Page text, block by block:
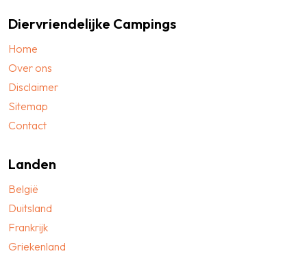
Diervriendelijke Campings
Home
Over ons
Disclaimer
Sitemap
Contact
Landen
België
Duitsland
Frankrijk
Griekenland